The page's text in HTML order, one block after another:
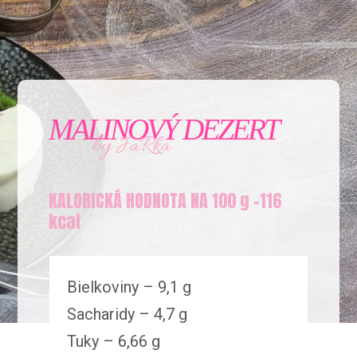
MALINOVÝ DEZERT
by JaRka
KALORICKÁ HODNOTA NA 100 g –116
kcal
Bielkoviny – 9,1 g
Sacharidy – 4,7 g
Tuky – 6,66 g